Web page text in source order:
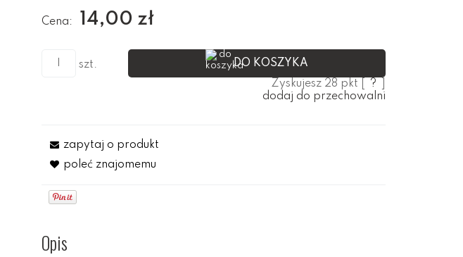
Cena: 14,00 zł
szt.
DO KOSZYKA
Zyskujesz 28 pkt [ ?
dodaj do przechowalni
zapytaj o produkt
poleć znajomemu
Opis